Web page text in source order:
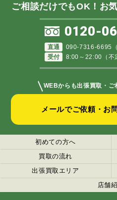
ご相談だけでもOK！お
0120-
直通
090-7316-6695（
受付
8:00～22:00（不
＼WEBからも出張買取・ご
メールでご依頼・お
初めての方へ
買取の流れ
出張買取エリア
店舗